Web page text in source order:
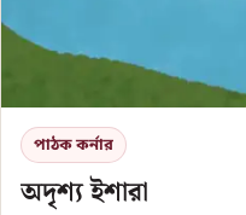
পাঠক কর্নার
অদৃশ্য ইশারা